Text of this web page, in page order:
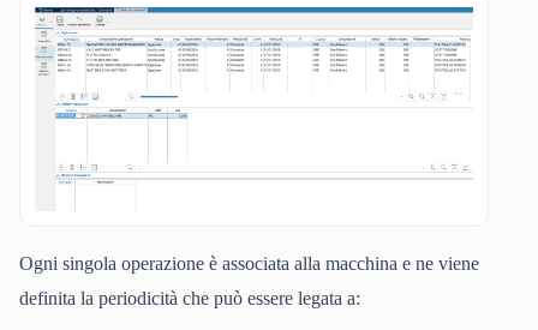
Ogni singola operazione è associata alla macchina e ne viene
definita la periodicità che può essere legata a: